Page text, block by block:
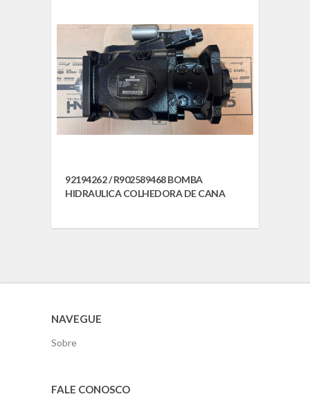
92194262 / R902589468 BOMBA
HIDRAULICA COLHEDORA DE CANA
NAVEGUE
Sobre
FALE CONOSCO